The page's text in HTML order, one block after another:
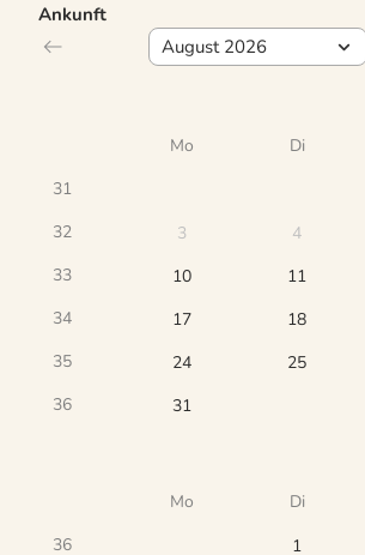
Ankunft
Mo
Di
31
32
3 4
33
10 11
34
17 18
35
24 25
36
31
Mo
Di
36
1